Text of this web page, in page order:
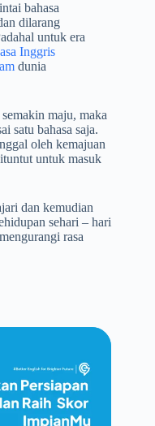
bahasa
dilarang
untuk era
Inggris
dunia
maju, maka
satu bahasa saja.
oleh kemajuan
untuk masuk
dan kemudian
sehari – hari
rasa